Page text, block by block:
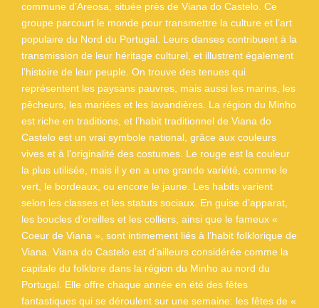
commune d’Areosa, située près de Viana do Castelo. Ce
groupe parcourt le monde pour transmettre la culture et l’art
populaire du Nord du Portugal. Leurs danses contribuent à la
transmission de leur héritage culturel, et illustrent également
l’histoire de leur peuple. On trouve des tenues qui
représentent les paysans pauvres, mais aussi les marins, les
pêcheurs, les mariées et les lavandières. La région du Minho
est riche en traditions, et l’habit traditionnel de Viana do
Castelo est un vrai symbole national, grâce aux couleurs
vives et à l’originalité des costumes. Le rouge est la couleur
la plus utilisée, mais il y en a une grande variété, comme le
vert, le bordeaux, ou encore le jaune. Les habits varient
selon les classes et les statuts sociaux. En guise d’apparat,
les boucles d’oreilles et les colliers, ainsi que le fameux «
Coeur de Viana », sont intimement liés à l’habit folklorique de
Viana. Viana do Castelo est d’ailleurs considérée comme la
capitale du folklore dans la région du Minho au nord du
Portugal. Elle offre chaque année en été des fêtes
fantastiques qui se déroulent sur une semaine: les fêtes de «